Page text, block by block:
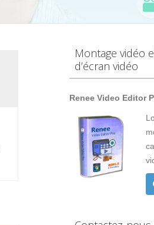
Montage vidéo
d’écran vidéo
Renee Video Editor